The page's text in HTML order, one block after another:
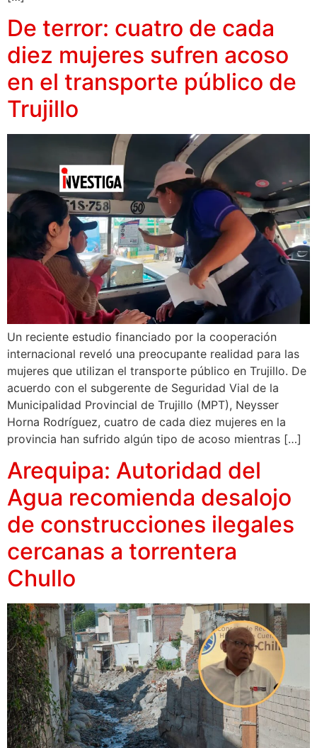
De terror: cuatro de cada
diez mujeres sufren acoso
en el transporte público de
Trujillo
Un reciente estudio financiado por la cooperación
internacional reveló una preocupante realidad para las
mujeres que utilizan el transporte público en Trujillo. De
acuerdo con el subgerente de Seguridad Vial de la
Municipalidad Provincial de Trujillo (MPT), Neysser
Horna Rodríguez, cuatro de cada diez mujeres en la
provincia han sufrido algún tipo de acoso mientras […]
Arequipa: Autoridad del
Agua recomienda desalojo
de construcciones ilegales
cercanas a torrentera
Chullo